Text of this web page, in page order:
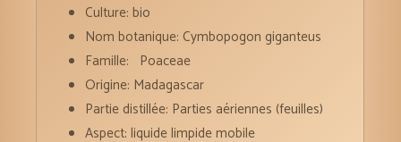
Culture: bio
Nom botanique: Cymbopogon giganteus
Famille: Poaceae
Origine: Madagascar
Partie distillée: Parties aériennes (feuilles)
Aspect: liquide limpide mobile